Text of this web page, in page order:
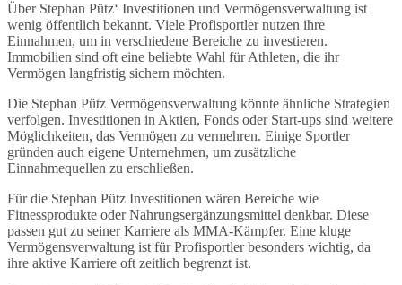
Über Stephan Pütz‘ Investitionen und Vermögensverwaltung ist
wenig öffentlich bekannt. Viele Profisportler nutzen ihre
Einnahmen, um in verschiedene Bereiche zu investieren.
Immobilien sind oft eine beliebte Wahl für Athleten, die ihr
Vermögen langfristig sichern möchten.
Die Stephan Pütz Vermögensverwaltung könnte ähnliche Strategien
verfolgen. Investitionen in Aktien, Fonds oder Start-ups sind weitere
Möglichkeiten, das Vermögen zu vermehren. Einige Sportler
gründen auch eigene Unternehmen, um zusätzliche
Einnahmequellen zu erschließen.
Für die Stephan Pütz Investitionen wären Bereiche wie
Fitnessprodukte oder Nahrungsergänzungsmittel denkbar. Diese
passen gut zu seiner Karriere als MMA-Kämpfer. Eine kluge
Vermögensverwaltung ist für Profisportler besonders wichtig, da
ihre aktive Karriere oft zeitlich begrenzt ist.